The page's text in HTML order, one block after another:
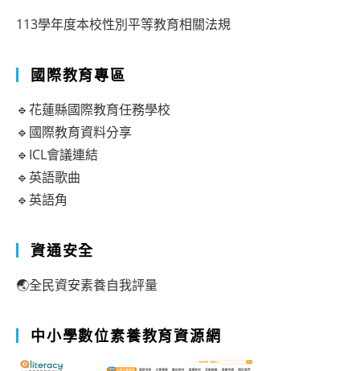
113學年度本校性別平等教育相關法規
國際教育專區
🔹花蓮縣國際教育任務學校
🔹國際教育資料分享
🔹ICL會議連結
🔹英語歌曲
🔹英語角
資通安全
🌏全民資安素養自我評量
中小學數位素養教育資源網